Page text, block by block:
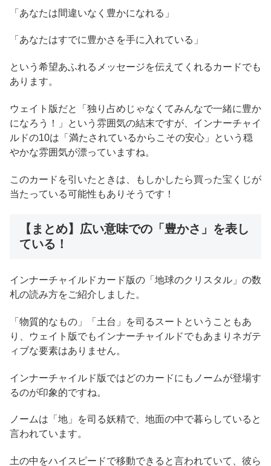
「あなたは間違いなく豊かになれる」
「あなたはすでに豊かさを手に入れている」
という希望あふれるメッセージを伝えてくれるカードでも
あります。
ウェイト版だと「独り占めじゃなくてみんなで一緒に豊か
になろう！」という雰囲気の結末ですが、インナーチャイ
ルドの10は「満たされているからこその安心」という穏
やかな雰囲気が漂っていますね。
このカードを引いたときは、もしかしたら買った宝くじが
当たっている可能性もありそうです！
【まとめ】広い意味での「豊かさ」を表し
ている！
インナーチャイルドカード版の「地球のクリスタル」の数
札の読み方をご紹介しました。
「物質的なもの」「土台」を司るスートということもあ
り、ウェイト版でもインナーチャイルドでもあまりネガテ
ィブな要素はありません。
インナーチャイルド版ではどのカードにもノームが登場す
るのが印象的ですね。
ノームは「地」を司る妖精で、地面の中で暮らしていると
言われています。
土の中をハイスピードで移動できると言われていて、彼ら